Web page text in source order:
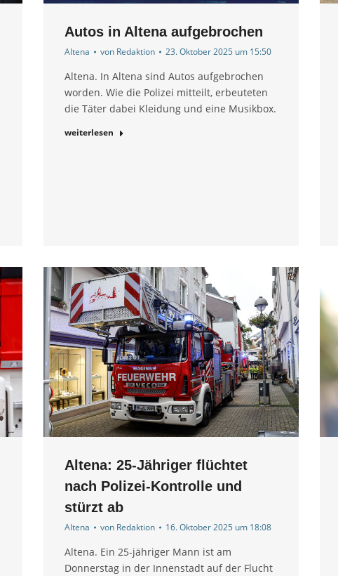
Autos in Altena aufgebrochen
Altena von Redaktion 23. Oktober 2025 um 15:50
Altena. In Altena sind Autos aufgebrochen
worden. Wie die Polizei mitteilt, erbeuteten
die Täter dabei Kleidung und eine Musikbox.
weiterlesen
Altena: 25-Jähriger flüchtet
nach Polizei-Kontrolle und
stürzt ab
Altena von Redaktion 16. Oktober 2025 um 18:08
Altena. Ein 25-jähriger Mann ist am
Donnerstag in der Innenstadt auf der Flucht